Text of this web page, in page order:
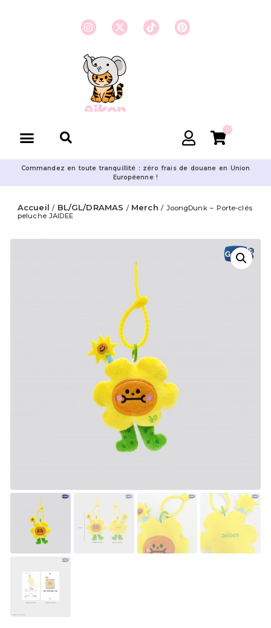
0
Commandez en toute tranquillité : zéro frais de douane en Union
Européenne !
Accueil / BL/GL/DRAMAS / Merch / JoongDunk – Porte-clés
peluche JAIDEE